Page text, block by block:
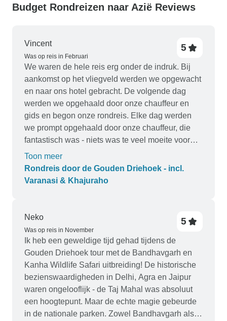
Budget Rondreizen naar Azië Reviews
Vincent
Was op reis in Februari
5
We waren de hele reis erg onder de indruk. Bij
aankomst op het vliegveld werden we opgewacht
en naar ons hotel gebracht. De volgende dag
werden we opgehaald door onze chauffeur en
gids en begon onze rondreis. Elke dag werden
we prompt opgehaald door onze chauffeur, die
fantastisch was - niets was te veel moeite voor
hem, hij bracht ons overal naartoe. Het was zo'n
geweldige service en we waren aangenaam
verrast dat we elke dag een auto voor onszelf
iemand die ons hielp bij het boeken in onze
hotels. Alle hotels waren erg mooi en hadden
beleefd personeel. Elke gids die we hadden was
persoonlijk voor ons en we waren de enige twee
mensen op elke tour. Alles aan de tour was
fantastisch en ik heb Tour Radar aan mijn
vrienden aanbevolen.
Toon meer
Rondreis door de Gouden Driehoek - incl.
Varanasi & Khajuraho
Neko
Was op reis in November
5
Ik heb een geweldige tijd gehad tijdens de
Gouden Driehoek tour met de Bandhavgarh en
Kanha Wildlife Safari uitbreiding! De historische
bezienswaardigheden in Delhi, Agra en Jaipur
waren ongelooflijk - de Taj Mahal was absoluut
een hoogtepunt. Maar de echte magie gebeurde
in de nationale parken. Zowel Bandhavgarh als